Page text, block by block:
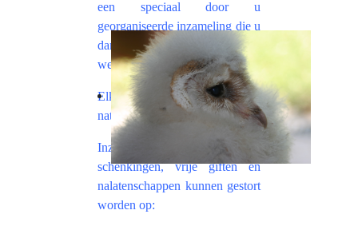
een speciaal door u
georganiseerde inzameling die u
dan integraal doneert aan onze
werking...
Elke andere vrije gift is
natuurlijk van harte welkom!
Inzamelingen, periodieke
schenkingen, vrije giften en
nalatenschappen kunnen gestort
worden op: